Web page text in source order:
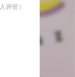
人评价）